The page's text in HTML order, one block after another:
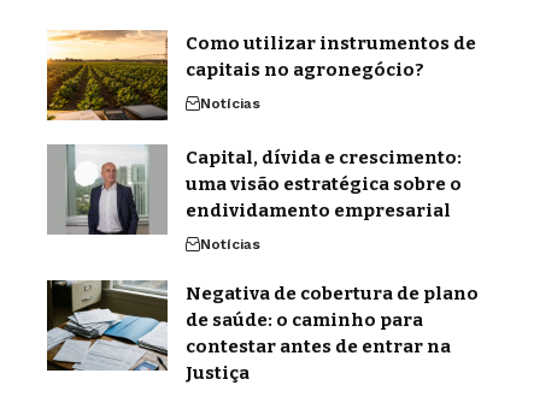
Como utilizar instrumentos de
capitais no agronegócio?
Notícias
Capital, dívida e crescimento:
uma visão estratégica sobre o
endividamento empresarial
Notícias
Negativa de cobertura de plano
de saúde: o caminho para
contestar antes de entrar na
Justiça